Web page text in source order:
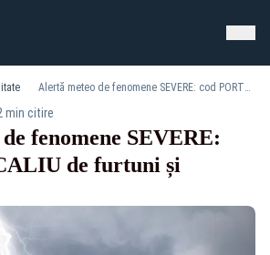
Alertă meteo de fenomene SEVERE: cod PORTOCALIU de furtuni și grindină
min citire
fenomene SEVERE:
de furtuni și